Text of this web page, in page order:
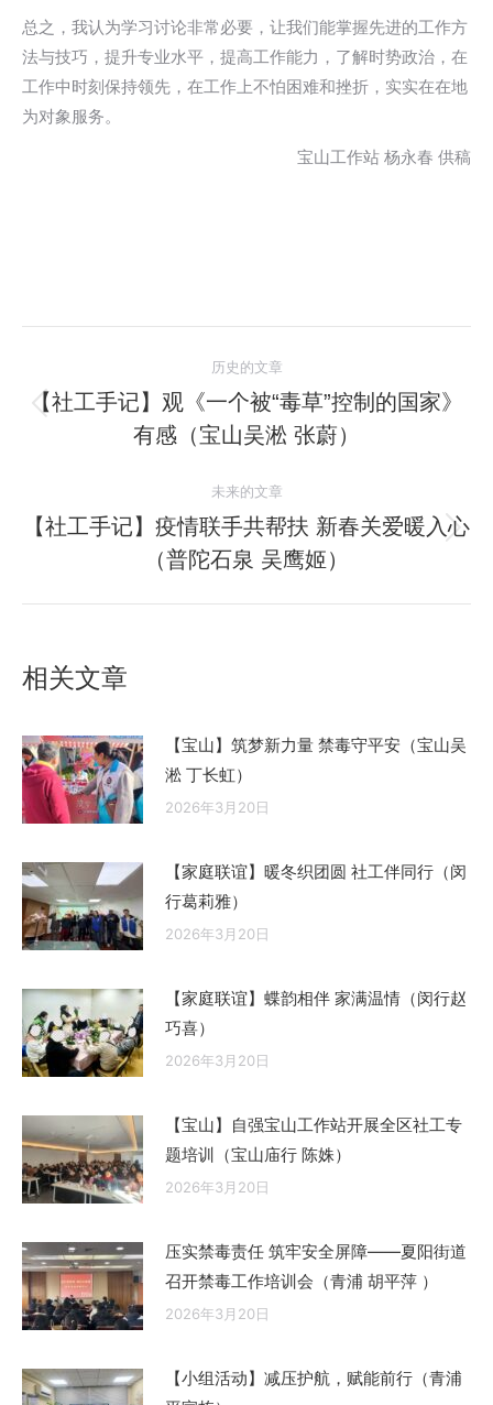
总之，我认为学习讨论非常必要，让我们能掌握先进的工作方
法与技巧，提升专业水平，提高工作能力，了解时势政治，在
工作中时刻保持领先，在工作上不怕困难和挫折，实实在在地
为对象服务。
宝山工作站 杨永春 供稿
章
历史的文章
历
史
章：
【社工手记】观《一个被“毒草”控制的国家》
有感（宝山吴淞 张蔚）
未来的文章
未
来
的
【社工手记】疫情联手共帮扶 新春关爱暖入心
（普陀石泉 吴鹰姬）
相关文章
【宝山】筑梦新力量 禁毒守平安（宝山吴
淞 丁长虹）
2026年3月20日
【家庭联谊】暖冬织团圆 社工伴同行（闵
行葛莉雅）
2026年3月20日
【家庭联谊】蝶韵相伴 家满温情（闵行赵
巧喜）
2026年3月20日
【宝山】自强宝山工作站开展全区社工专
题培训（宝山庙行 陈姝）
2026年3月20日
压实禁毒责任 筑牢安全屏障——夏阳街道
召开禁毒工作培训会（青浦 胡平萍 ）
2026年3月20日
【小组活动】减压护航，赋能前行（青浦